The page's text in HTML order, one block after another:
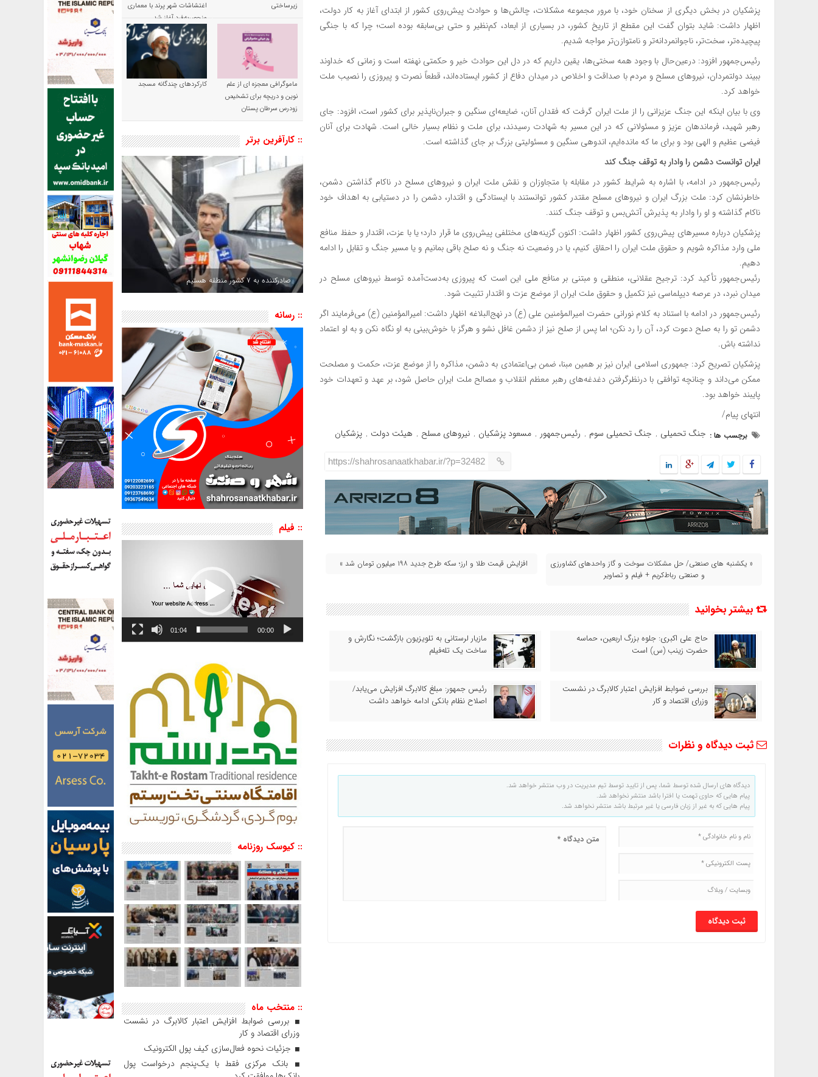
پزشکیان در بخش دیگری از سخنان خود، با مرور مجموعه مشکلات، چالش‌ها و حوادث پیش‌روی کشور از ابتدای آغاز به کار دولت،
اظهار داشت: شاید بتوان گفت این مقطع از تاریخ کشور، در بسیاری از ابعاد، کم‌نظیر و حتی بی‌سابقه بوده است؛ چرا که با جنگی
پیچیده‌تر، سخت‌تر، ناجوانمردانه‌تر و نامتوازن‌تر مواجه شدیم.
رئیس‌جمهور افزود: درعین‌حال با وجود همه سختی‌ها، یقین داریم که در دل این حوادث خیر و حکمتی نهفته است و زمانی که خداوند
ببیند دولتمردان، نیروهای مسلح و مردم با صداقت و اخلاص در میدان دفاع از کشور ایستاده‌اند، قطعاً نصرت و پیروزی را نصیب ملت
خواهد کرد.
وی با بیان اینکه این جنگ عزیزانی را از ملت ایران گرفت که فقدان آنان، ضایعه‌ای سنگین و جبران‌ناپذیر برای کشور است، افزود: جای
رهبر شهید، فرماندهان عزیز و مسئولانی که در این مسیر به شهادت رسیدند، برای ملت و نظام بسیار خالی است. شهادت برای آنان
فیضی عظیم و الهی بود و برای ما که مانده‌ایم، اندوهی سنگین و مسئولیتی بزرگ بر جای گذاشته است.
ایران توانست دشمن را وادار به توقف جنگ کند
رئیس‌جمهور در ادامه، با اشاره به شرایط کشور در مقابله با متجاوزان و نقش ملت ایران و نیروهای مسلح در ناکام گذاشتن دشمن،
خاطرنشان کرد: ملت بزرگ ایران و نیروهای مسلح مقتدر کشور توانستند با ایستادگی و اقتدار، دشمن را در دستیابی به اهداف خود
ناکام گذاشته و او را وادار به پذیرش آتش‌بس و توقف جنگ کنند.
پزشکیان درباره مسیرهای پیش‌روی کشور اظهار داشت: اکنون گزینه‌های مختلفی پیش‌روی ما قرار دارد؛ یا با عزت، اقتدار و حفظ منافع
ملی وارد مذاکره شویم و حقوق ملت ایران را احقاق کنیم، یا در وضعیت نه جنگ و نه صلح باقی بمانیم و یا مسیر جنگ و تقابل را ادامه
دهیم.
رئیس‌جمهور تأکید کرد: ترجیح عقلانی، منطقی و مبتنی بر منافع ملی این است که پیروزی به‌دست‌آمده توسط نیروهای مسلح در
میدان نبرد، در عرصه دیپلماسی نیز تکمیل و حقوق ملت ایران از موضع عزت و اقتدار تثبیت شود.
رئیس‌جمهور در ادامه با استناد به کلام نورانی حضرت امیرالمؤمنین علی (ع) در نهج‌البلاغه اظهار داشت: امیرالمؤمنین (ع) می‌فرمایند اگر
دشمن تو را به صلح دعوت کرد، آن را رد نکن؛ اما پس از صلح نیز از دشمن غافل نشو و هرگز با خوش‌بینی به او نگاه نکن و به او اعتماد
نداشته باش.
پزشکیان تصریح کرد: جمهوری اسلامی ایران نیز بر همین مبنا، ضمن بی‌اعتمادی به دشمن، مذاکره را از موضع عزت، حکمت و مصلحت
ممکن می‌داند و چنانچه توافقی با درنظرگرفتن دغدغه‌های رهبر معظم انقلاب و مصالح ملت ایران حاصل شود، بر عهد و تعهدات خود
پایبند خواهد بود.
انتهای پیام/
برچسب ها : جنگ تحمیلی , جنگ تحمیلی سوم‌ , رئیس‌جمهور , مسعود پزشکیان , نیروهای مسلح , هیئت دولت , پزشکیان
https://shahrosanaatkhabar.ir/?p=32482
« یکشنبه‌ های صنعتی/ حل مشکلات سوخت و گاز واحدهای کشاورزی
و صنعتی رباط‌کریم + فیلم و تصاویر
افزایش قیمت طلا و ارز؛ سکه طرح جدید ۱۹۸ میلیون تومان شد »
بیشتر بخوانید
حاج‌ علی‌ اکبری: جلوه بزرگ اربعین، حماسه
حضرت زینب (س) است
مازیار لرستانی به تلویزیون بازگشت؛ نگارش و
ساخت یک تله‌فیلم
بررسی ضوابط افزایش اعتبار کالابرگ در نشست
وزرای اقتصاد و کار
رئیس‌ جمهور: مبلغ کالابرگ افزایش می‌یابد/
اصلاح نظام بانکی ادامه خواهد داشت
ثبت دیدگاه و نظرات
دیدگاه های ارسال شده توسط شما، پس از تایید توسط تیم مدیریت در وب منتشر خواهد شد.
پیام هایی که حاوی تهمت یا افترا باشد منتشر نخواهد شد.
پیام هایی که به غیر از زبان فارسی یا غیر مرتبط باشد منتشر نخواهد شد.
زیرساختی
اغتشاشات شهر پرند با معماری
منحصربه‌فرد آغاز شد
ماموگرافی معجزه ای از علم
نوین و دریچه برای تشخیص
زودرس سرطان پستان
کارکردهای چندگانه مسجد
:: کارآفرین برتر
صادرکننده به ۷ کشور منطقه هستیم
:: رسانه
:: فیلم
نمایشگر
00:00
01:04
:: کیوسک روزنامه
:: منتخب ماه
بررسی ضوابط افزایش اعتبار کالابرگ در نشست
وزرای اقتصاد و کار
جزئیات نحوه فعال‌سازی کیف پول الکترونیک
بانک مرکزی فقط با یک‌‎پنجم درخواست پول